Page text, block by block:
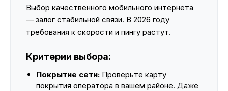
Выбор качественного мобильного интернета
— залог стабильной связи. В 2026 году
требования к скорости и пингу растут.
Критерии выбора:
Покрытие сети: Проверьте карту
покрытия оператора в вашем районе. Даже